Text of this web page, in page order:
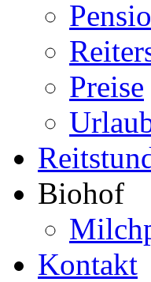
Preise
Biohof
Kontakt